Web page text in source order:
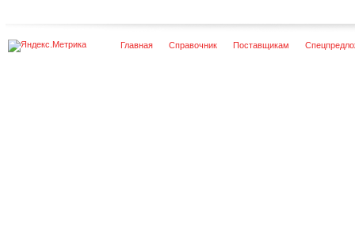
Главная Справочник Поставщикам